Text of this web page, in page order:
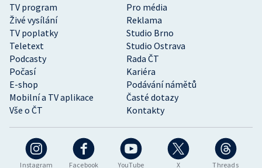
Instagram Facebook YouTube X Threads
TV program
Pro média
Živé vysílání
Reklama
TV poplatky
Studio Brno
Teletext
Studio Ostrava
Podcasty
Rada ČT
Počasí
Kariéra
E-shop
Podávání námětů
Mobilní a TV aplikace
Časté dotazy
Vše o ČT
Kontakty